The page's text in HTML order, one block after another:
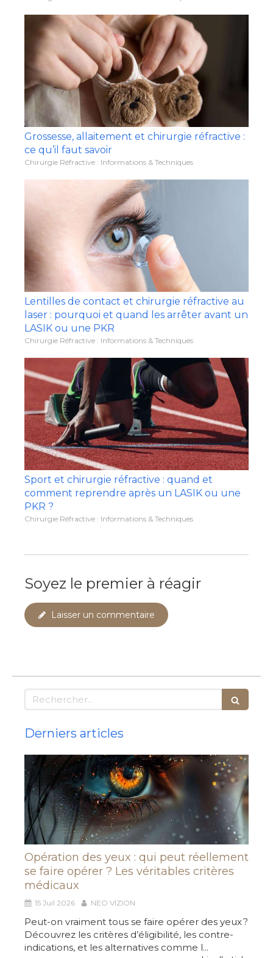
Grossesse, allaitement et chirurgie réfractive :
ce qu’il faut savoir
Chirurgie Réfractive : Informations & Techniques
Lentilles de contact et chirurgie réfractive au
laser : pourquoi et quand les arrêter avant un
LASIK ou une PKR
Chirurgie Réfractive : Informations & Techniques
Sport et chirurgie réfractive : quand et
comment reprendre après un LASIK ou une
PKR ?
Chirurgie Réfractive : Informations & Techniques
Soyez le premier à réagir
Laisser un commentaire
Rechercher
Derniers articles
Opération des yeux : qui peut réellement
se faire opérer ? Les véritables critères
médicaux
15 Juil 2026 NEO VIZION
Peut-on vraiment tous se faire opérer des yeux ?
Découvrez les critères d’éligibilité, les contre-
indications, et les alternatives comme l...